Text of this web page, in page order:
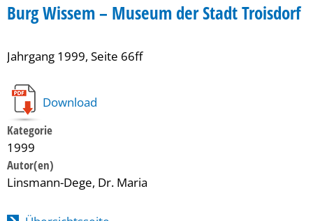
Burg Wissem – Museum der Stadt Troisdorf
Jahrgang 1999, Seite 66ff
Download
Kategorie
1999
Linsmann-Dege, Dr. Maria